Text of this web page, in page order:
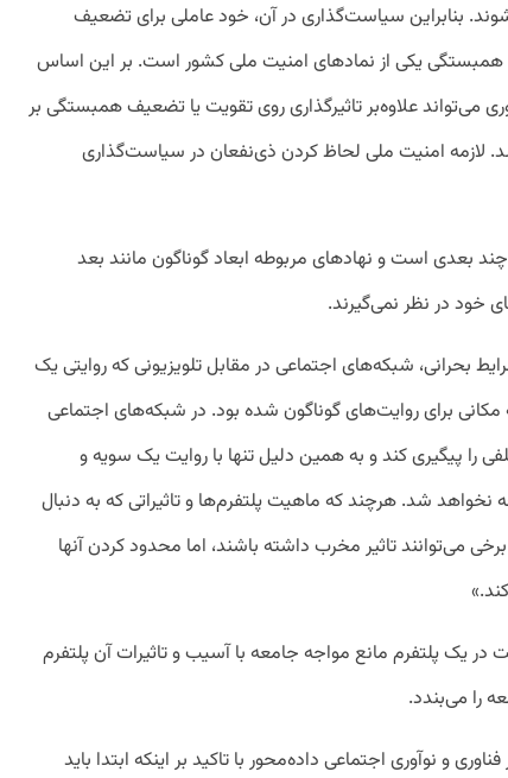
بنابراین سیاست‌گذاری در آن، خود عاملی برای تضعیف
یکی از نمادهای امنیت ملی کشور است. بر این اساس
می‌تواند علاوه‌بر تاثیرگذاری روی تقویت یا تضعیف همبستگی بر
لازمه‌ امنیت ملی لحاظ کردن ذی‌نفعان در سیاست‌گذاری
بعدی است و نهادهای مربوطه ابعاد گوناگون مانند بعد
خود در نظر نمی‌گیرند.
بحرانی، شبکه‌های اجتماعی در مقابل تلویزیونی که روایتی یک
مکانی برای روایت‌های گوناگون شده بود. در شبکه‌های اجتماعی
را پیگیری کند و به همین دلیل تنها با روایت یک سویه و
شد. هرچند که ماهیت پلتفرم‌ها و تاثیراتی که به دنبال
می‌توانند تاثیر مخرب داشته باشند، اما محدود کردن آنها
در یک پلتفرم مانع مواجه جامعه با آسیب‌ و تاثیرات آن پلتفرم
را می‌بندد.
و نوآوری اجتماعی داده‌محور با تاکید بر اینکه ابتدا باید